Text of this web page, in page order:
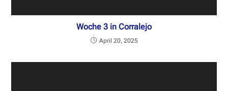
Woche 3 in Corralejo
April 20, 2025